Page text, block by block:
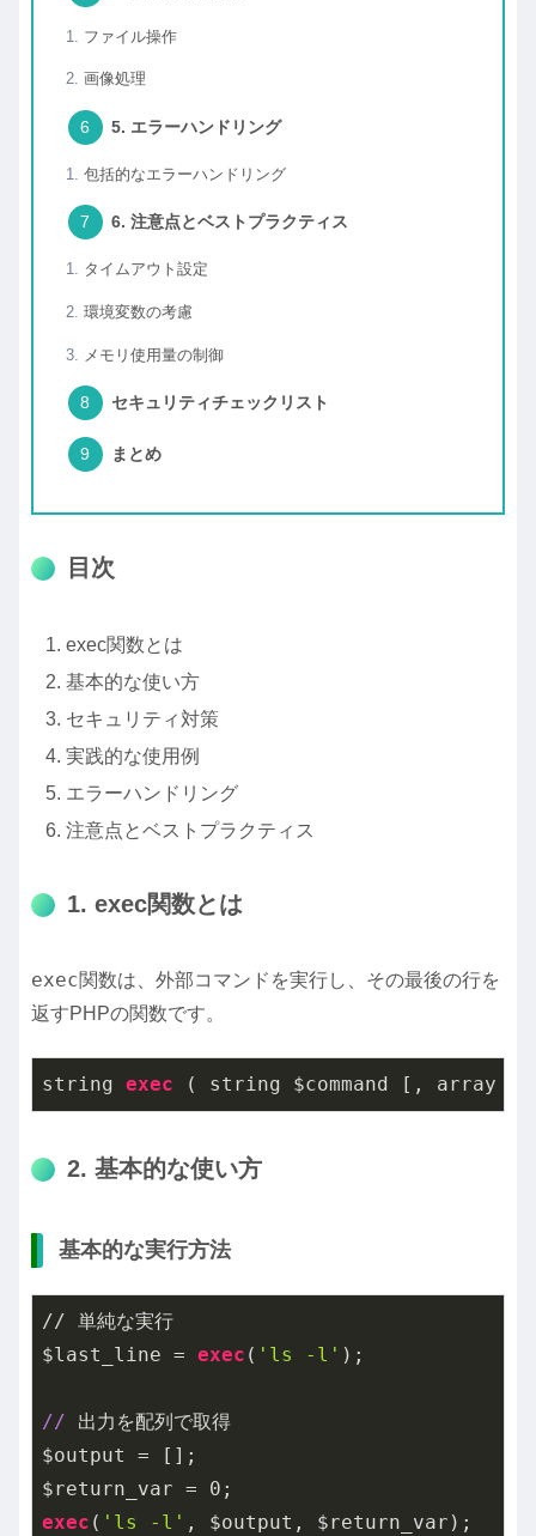
ファイル操作
画像処理
5. エラーハンドリング
包括的なエラーハンドリング
6. 注意点とベストプラクティス
タイムアウト設定
環境変数の考慮
メモリ使用量の制御
セキュリティチェックリスト
まとめ
目次
exec関数とは
基本的な使い方
セキュリティ対策
実践的な使用例
エラーハンドリング
注意点とベストプラクティス
1. exec関数とは
exec関数は、外部コマンドを実行し、その最後の行を
返すPHPの関数です。
string exec ( string $command [, array
2. 基本的な使い方
基本的な実行方法
// 単純な実行
$last_line = exec ( 'ls -l' );
// 出力を配列で取得
$output = [];
$return_var = 0
exec ( 'ls -l' , $output, $return_var);